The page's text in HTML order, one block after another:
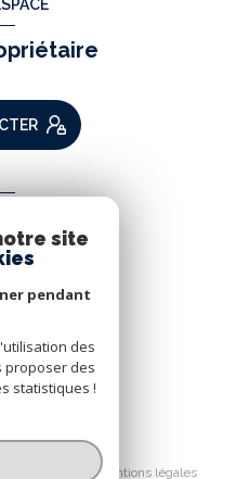
réservés
Mentions légales
site
pendant
des
proposer des
statistiques !